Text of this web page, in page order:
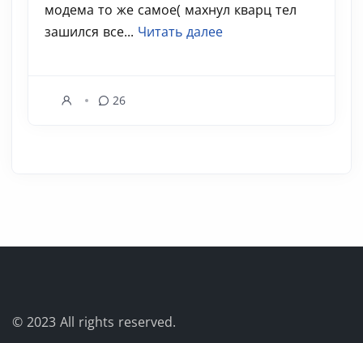
модема то же самое( махнул кварц тел
зашился все... Читать далее
26
© 2023 All rights reserved.